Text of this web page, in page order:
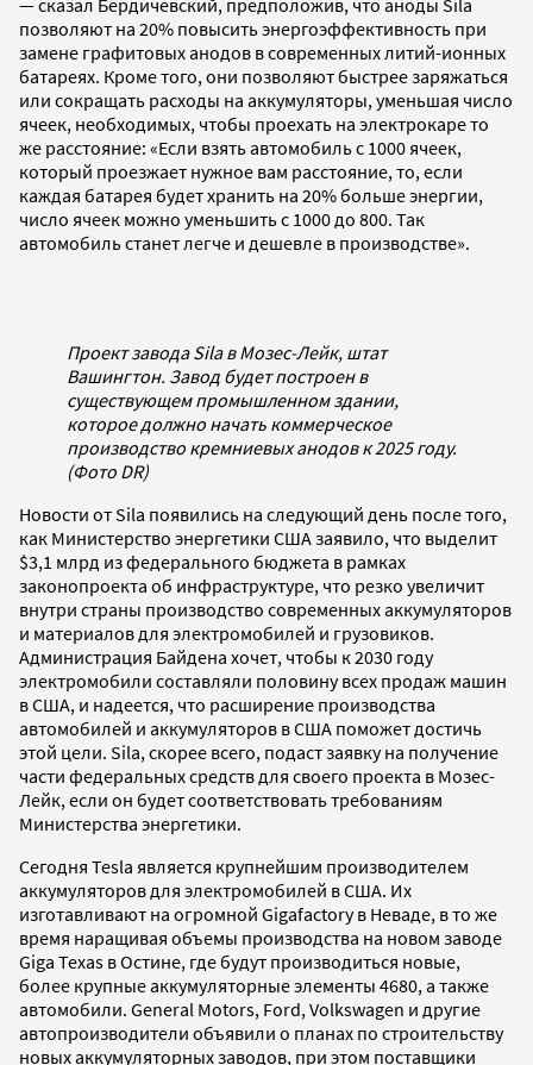
позволяют на 20% повысить энергоэффективность при
замене графитовых анодов в современных литий-ионных
батареях. Кроме того, они позволяют быстрее заряжаться
или сокращать расходы на аккумуляторы, уменьшая число
ячеек, необходимых, чтобы проехать на электрокаре то
же расстояние: «Если взять автомобиль с 1000 ячеек,
который проезжает нужное вам расстояние, то, если
каждая батарея будет хранить на 20% больше энергии,
число ячеек можно уменьшить с 1000 до 800. Так
автомобиль станет легче и дешевле в производстве».
Проект завода Sila в Мозес-Лейк, штат
Вашингтон. Завод будет построен в
существующем промышленном здании,
которое должно начать коммерческое
производство кремниевых анодов к 2025 году.
(Фото DR)
Новости от Sila появились на следующий день после того,
как Министерство энергетики США заявило, что выделит
$3,1 млрд из федерального бюджета в рамках
законопроекта об инфраструктуре, что резко увеличит
внутри страны производство современных аккумуляторов
и материалов для электромобилей и грузовиков.
Администрация Байдена хочет, чтобы к 2030 году
электромобили составляли половину всех продаж машин
в США, и надеется, что расширение производства
автомобилей и аккумуляторов в США поможет достичь
этой цели. Sila, скорее всего, подаст заявку на получение
части федеральных средств для своего проекта в Мозес-
Лейк, если он будет соответствовать требованиям
Министерства энергетики.
Сегодня Tesla является крупнейшим производителем
аккумуляторов для электромобилей в США. Их
изготавливают на огромной Gigafactory в Неваде, в то же
время наращивая объемы производства на новом заводе
Giga Texas в Остине, где будут производиться новые,
более крупные аккумуляторные элементы 4680, а также
автомобили. General Motors, Ford, Volkswagen и другие
автопроизводители объявили о планах по строительству
новых аккумуляторных заводов, при этом поставщики